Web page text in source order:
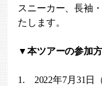
スニーカー、長袖
たします。
▼本ツアーの参加
1. 2022年7月31日